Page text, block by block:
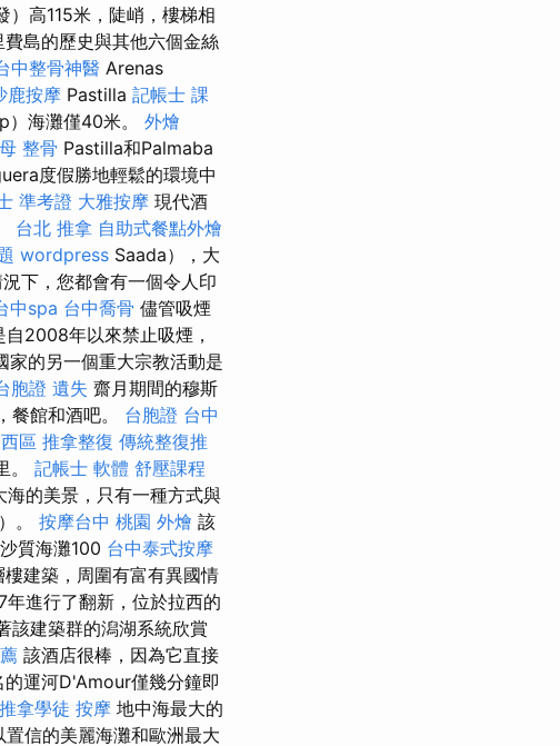
）高115米，陡峭，樓梯相
費島的歷史與其他六個金絲
中整骨神醫 Arenas
鹿按摩 Pastilla 記帳士 課
海灘僅40米。 外燴
整骨 Pastilla和Palmaba
度假勝地輕鬆的環境中
準考證 大雅按摩 現代酒
台北 推拿 自助式餐點外燴
wordpress Saada），大
下，您都會有一個令人印
中spa 台中喬骨 儘管吸煙
2008年以來禁止吸煙，
家的另一個重大宗教活動是
胞證 遺失 齋月期間的穆斯
餐館和酒吧。 台胞證 台中
區 推拿整復 傳統整復推
。 記帳士 軟體 舒壓課程
的美景，只​​有一種方式與
。 按摩台中 桃園 外燴 該
質海灘100 台中泰式按摩
建築，周圍有富有異國情
進行了翻新，位於拉西的
該建築群的潟湖系統欣賞
該酒店很棒，因為它直接
的運河D'Amour僅幾分鐘即
推拿學徒 按摩 地中海最大的
信的美麗海灘和歐洲最大